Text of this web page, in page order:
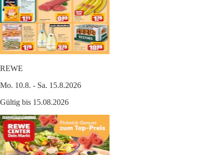
REWE
Mo. 10.8. - Sa. 15.8.2026
Gültig bis 15.08.2026